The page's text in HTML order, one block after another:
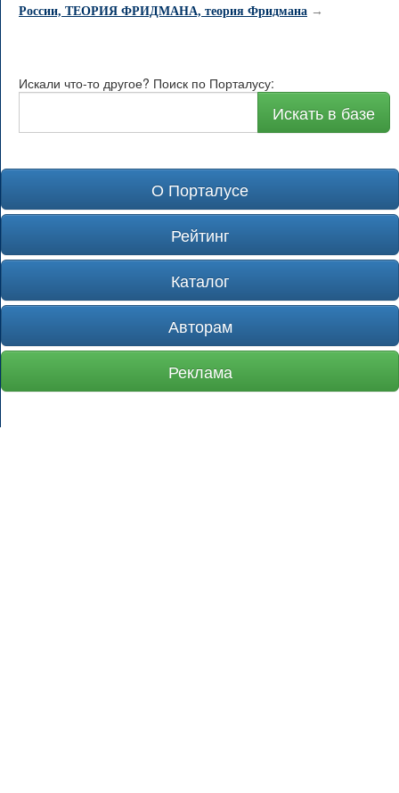
России, ТЕОРИЯ ФРИДМАНА, теория Фридмана →
Искали что-то другое? Поиск по Порталусу:
Искать в базе
О Порталусе
Рейтинг
Каталог
Авторам
Реклама